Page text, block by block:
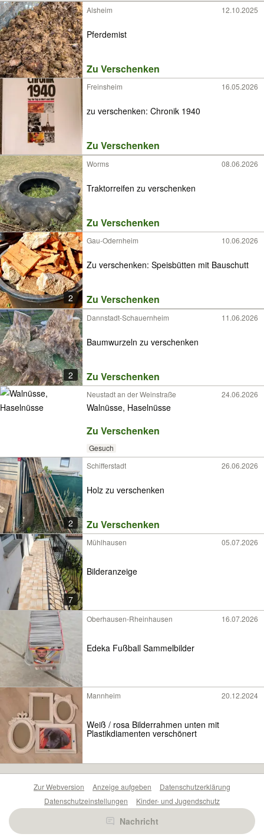
Alsheim 12.10.2025
Pferdemist
Zu Verschenken
Freinsheim 16.05.2026
zu verschenken: Chronik 1940
Zu Verschenken
Worms 08.06.2026
Traktorreifen zu verschenken
Zu Verschenken
2
Gau-Odernheim 10.06.2026
Zu verschenken: Speisbütten mit Bauschutt
Zu Verschenken
2
Dannstadt-Schauernheim 11.06.2026
Baumwurzeln zu verschenken
Zu Verschenken
Neustadt an der Weinstraße 24.06.2026
Walnüsse, Haselnüsse
Zu Verschenken
Gesuch
2
Schifferstadt 26.06.2026
Holz zu verschenken
Zu Verschenken
7
Mühlhausen 05.07.2026
Bilderanzeige
Oberhausen-Rheinhausen 16.07.2026
Edeka Fußball Sammelbilder
Mannheim 20.12.2024
Weiß / rosa Bilderrahmen unten mit
Plastikdiamenten verschönert
Nachricht
Zur Webversion Anzeige aufgeben
Datenschutzerklärung
Datenschutzeinstellungen
Kinder- und Jugendschutz
Barrierefreiheitserklärung